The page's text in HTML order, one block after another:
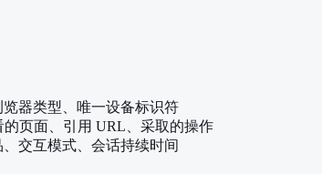
器类型、唯一设备标识符
页面、引用 URL、采取的操作
交互模式、会话持续时间